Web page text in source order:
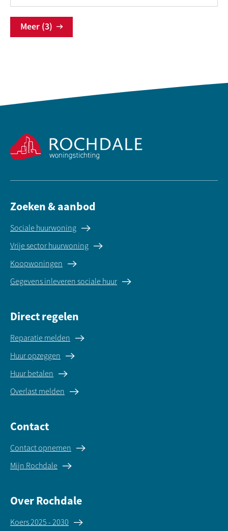
Meer (3)
Zoeken & aanbod
Sociale huurwoning
Vrije sector huurwoning
Koopwoningen
Gegevens inleveren sociale huur
Direct regelen
Reparatie melden
Huur opzeggen
Huur betalen
Overlast melden
Contact
Contact opnemen
Mijn Rochdale
Over Rochdale
Koers 2025 - 2030